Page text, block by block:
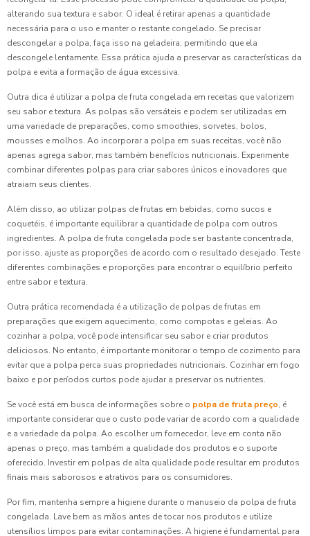
alterando sua textura e sabor. O ideal é retirar apenas a quantidade
necessária para o uso e manter o restante congelado. Se precisar
descongelar a polpa, faça isso na geladeira, permitindo que ela
descongele lentamente. Essa prática ajuda a preservar as características da
polpa e evita a formação de água excessiva.
Outra dica é utilizar a polpa de fruta congelada em receitas que valorizem
seu sabor e textura. As polpas são versáteis e podem ser utilizadas em
uma variedade de preparações, como smoothies, sorvetes, bolos,
mousses e molhos. Ao incorporar a polpa em suas receitas, você não
apenas agrega sabor, mas também benefícios nutricionais. Experimente
combinar diferentes polpas para criar sabores únicos e inovadores que
atraiam seus clientes.
Além disso, ao utilizar polpas de frutas em bebidas, como sucos e
coquetéis, é importante equilibrar a quantidade de polpa com outros
ingredientes. A polpa de fruta congelada pode ser bastante concentrada,
por isso, ajuste as proporções de acordo com o resultado desejado. Teste
diferentes combinações e proporções para encontrar o equilíbrio perfeito
entre sabor e textura.
Outra prática recomendada é a utilização de polpas de frutas em
preparações que exigem aquecimento, como compotas e geleias. Ao
cozinhar a polpa, você pode intensificar seu sabor e criar produtos
deliciosos. No entanto, é importante monitorar o tempo de cozimento para
evitar que a polpa perca suas propriedades nutricionais. Cozinhar em fogo
baixo e por períodos curtos pode ajudar a preservar os nutrientes.
Se você está em busca de informações sobre o polpa de fruta preço, é
importante considerar que o custo pode variar de acordo com a qualidade
e a variedade da polpa. Ao escolher um fornecedor, leve em conta não
apenas o preço, mas também a qualidade dos produtos e o suporte
oferecido. Investir em polpas de alta qualidade pode resultar em produtos
finais mais saborosos e atrativos para os consumidores.
Por fim, mantenha sempre a higiene durante o manuseio da polpa de fruta
congelada. Lave bem as mãos antes de tocar nos produtos e utilize
utensílios limpos para evitar contaminações. A higiene é fundamental para